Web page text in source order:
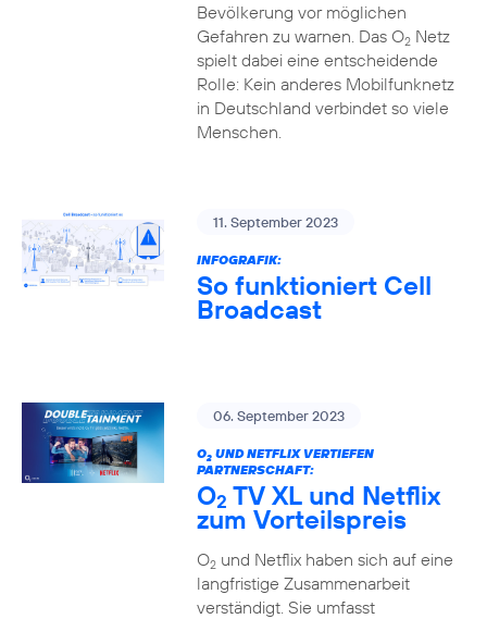
Bevölkerung vor möglichen
Gefahren zu warnen. Das O2Netz
spielt dabei eine entscheidende
Rolle: Kein anderes Mobilfunknetz
in Deutschland verbindet so viele
Menschen.
11. September 2023
INFOGRAFIK:
So funktioniert Cell
Broadcast
06. September 2023
O2UND NETFLIX VERTIEFEN
PARTNERSCHAFT:
O2 TV XL und Netflix
zum Vorteilspreis
O2und Netflix haben sich auf eine
langfristige Zusammenarbeit
verständigt. Sie umfasst